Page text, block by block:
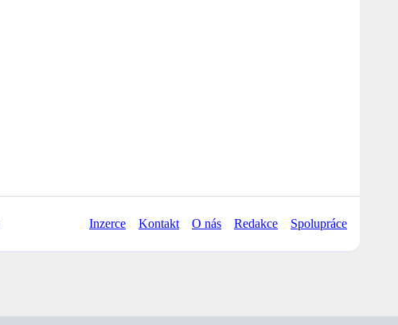
Inzerce Kontakt O nás Redakce Spolupráce